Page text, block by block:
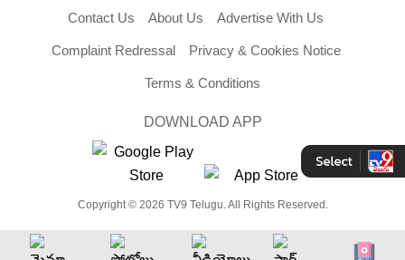
Contact Us About Us Advertise With Us
Complaint Redressal Privacy & Cookies Notice
Terms & Conditions
DOWNLOAD APP
Copyright © 2026 TV9 Telugu. All Rights Reserved.